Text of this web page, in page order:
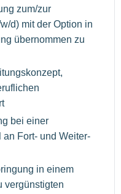
zum/zur
d) mit der Option in
übernommen zu
bei einer
Fort- und Weiter-
in einem
vergünstigten